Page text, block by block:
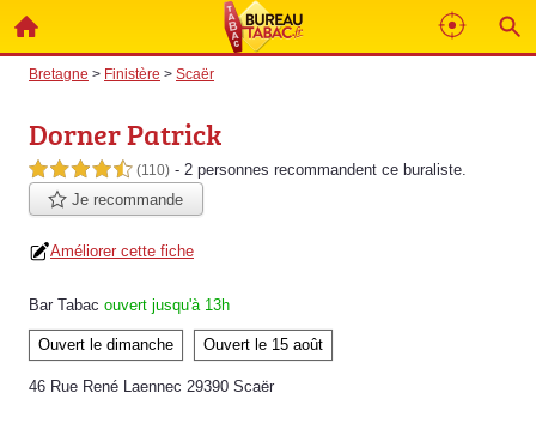
Bretagne > Finistère > Scaër
Dorner Patrick
4,5 étoiles sur 5 (110) - 2 personnes recommandent ce buraliste.
Je recommande
Améliorer cette fiche
Bar Tabac ouvert jusqu'à 13h
Ouvert le dimanche Ouvert le 15 août
46 Rue René Laennec 29390 Scaër